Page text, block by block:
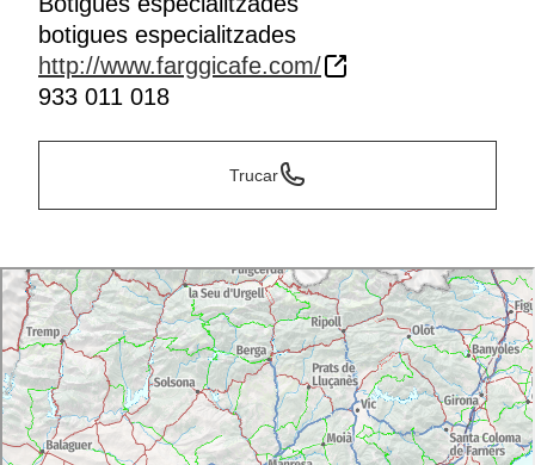
botigues especialitzades
http://www.farggicafe.com/
933 011 018
Trucar